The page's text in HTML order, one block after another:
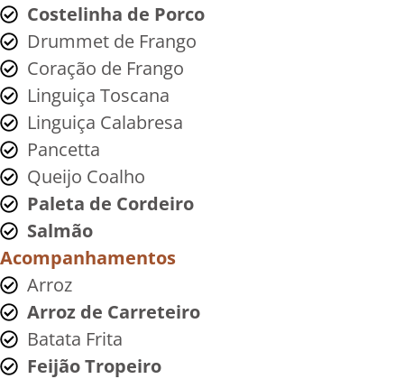
Costelinha de Porco
Drummet de Frango
Coração de Frango
Linguiça Toscana
Linguiça Calabresa
Pancetta
Queijo Coalho
Paleta de Cordeiro
Salmão
Acompanhamentos
Arroz
Arroz de Carreteiro
Batata Frita
Feijão Tropeiro